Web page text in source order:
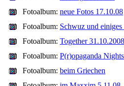
Fotoalbum: neue Fotos 17.10.08
Fotoalbum: Schwuz und
Fotoalbum: Together 31.10.2008
Fotoalbum: P(r)opaganda
Fotoalbum: beim Griechen